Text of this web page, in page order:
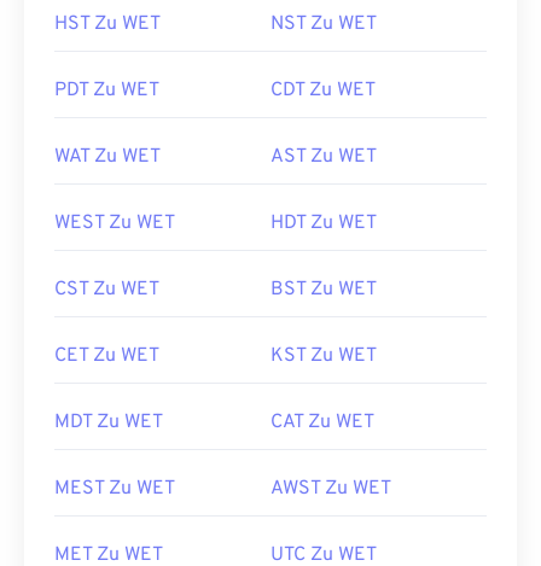
HST Zu WET NST Zu WET
PDT Zu WET CDT Zu WET
WAT Zu WET AST Zu WET
WEST Zu WET HDT Zu WET
CST Zu WET BST Zu WET
CET Zu WET KST Zu WET
MDT Zu WET CAT Zu WET
MEST Zu WET AWST Zu WET
MET Zu WET UTC Zu WET